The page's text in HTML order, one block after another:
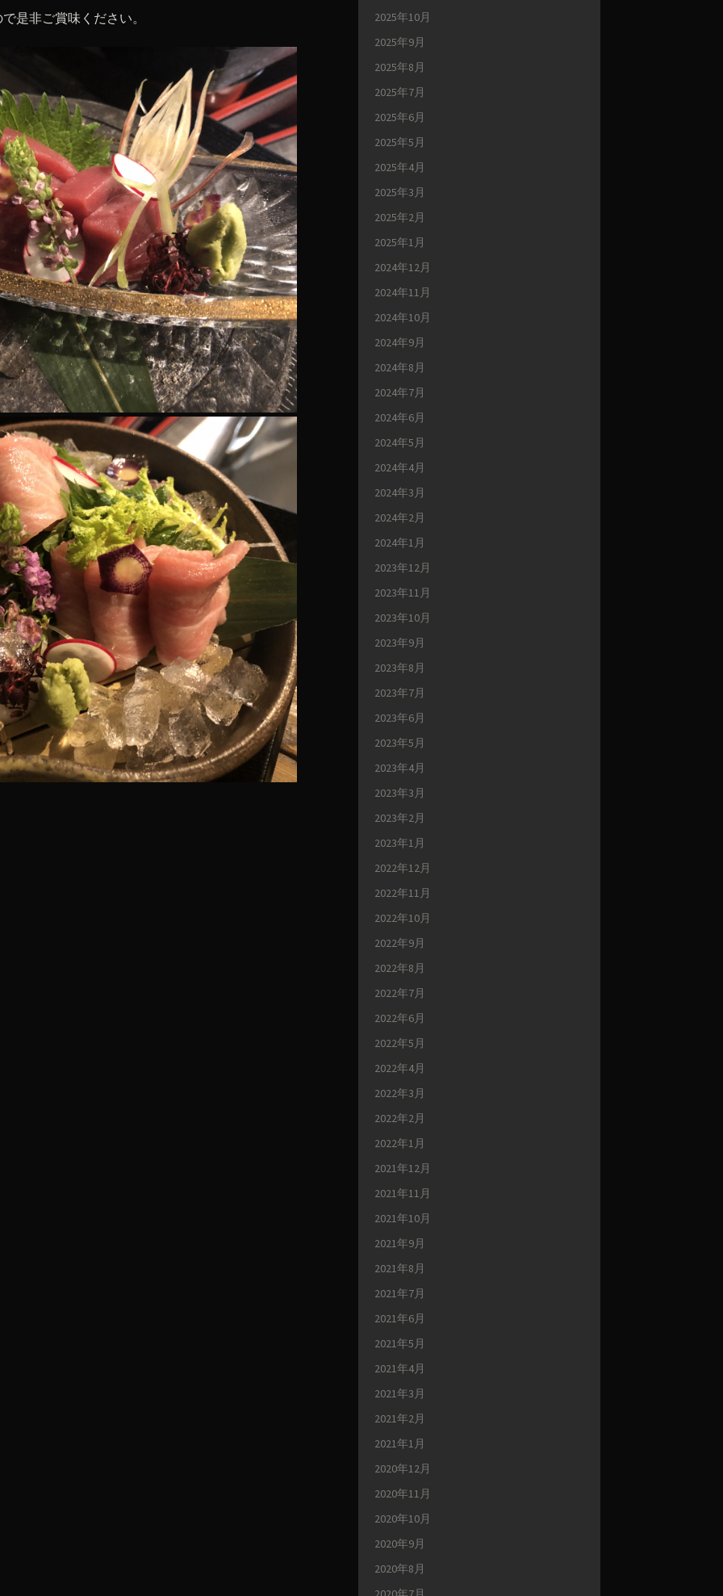
是非ご賞味ください。
2025年10月
2025年9月
2025年8月
2025年7月
2025年6月
2025年5月
2025年4月
2025年3月
2025年2月
2025年1月
2024年12月
2024年11月
2024年10月
2024年9月
2024年8月
2024年7月
2024年6月
2024年5月
2024年4月
2024年3月
2024年2月
2024年1月
2023年12月
2023年11月
2023年10月
2023年9月
2023年8月
2023年7月
2023年6月
2023年5月
2023年4月
2023年3月
2023年2月
2023年1月
2022年12月
2022年11月
2022年10月
2022年9月
2022年8月
2022年7月
2022年6月
2022年5月
2022年4月
2022年3月
2022年2月
2022年1月
2021年12月
2021年11月
2021年10月
2021年9月
2021年8月
2021年7月
2021年6月
2021年5月
2021年4月
2021年3月
2021年2月
2021年1月
2020年12月
2020年11月
2020年10月
2020年9月
2020年8月